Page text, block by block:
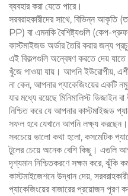
ব্যবহার করা যেতে পারে।
সরবরাহকারীদের সাথে, বিভিন্ন আকৃতি
PP) বা এমনকি বৈশিষ্ট্যগুলি (কেপ-
কাস্টমাইজড অর্ডার তৈরি করার জন্য
এই বিকল্পগুলি অন্বেষণ করতে দেয়
খুঁজে পাওয়া যায়। আপনি ইউরোপীয়,
না কেন, আপনার প্যাকেজিংয়ের একটি
যার মধ্যে রয়েছে মিনিমালিস্ট ডিজাইন
নিশ্চিত করে যে আপনার কাস্টমাইজড
সফল হবে যেখানে আপনি লক্ষ্য করছেন।
সবচেয়ে ভালো কথা হলো, কসমেটিক
টুলের চেয়ে অনেক বেশি কিছু। এগুলি
দৃশ্যমান নিশ্চিতকরণে সক্ষম করে, ঝুঁকি
কাস্টমাইজেশনে উদ্ধান দেয়,
প্যাকেজিংয়ের বাজারের প্রয়োজন পূরণ